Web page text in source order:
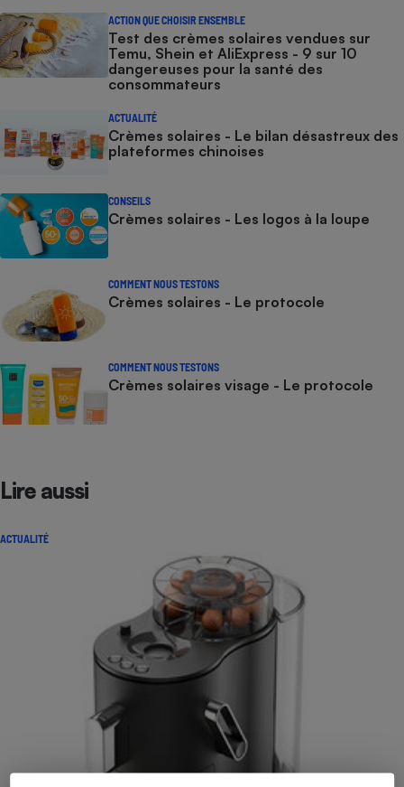
ACTION QUE CHOISIR ENSEMBLE
Test des crèmes solaires vendues sur
Temu, Shein et AliExpress - 9 sur 10
dangereuses pour la santé des
consommateurs
ACTUALITÉ
Crèmes solaires - Le bilan désastreux des
plateformes chinoises
CONSEILS
Crèmes solaires - Les logos à la loupe
COMMENT NOUS TESTONS
Crèmes solaires - Le protocole
COMMENT NOUS TESTONS
Crèmes solaires visage - Le protocole
Lire aussi
ACTUALITÉ